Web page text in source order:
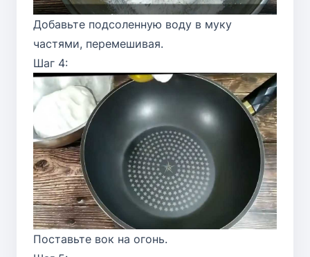
Добавьте подсоленную воду в муку
частями, перемешивая.
Шаг 4:
Поставьте вок на огонь.